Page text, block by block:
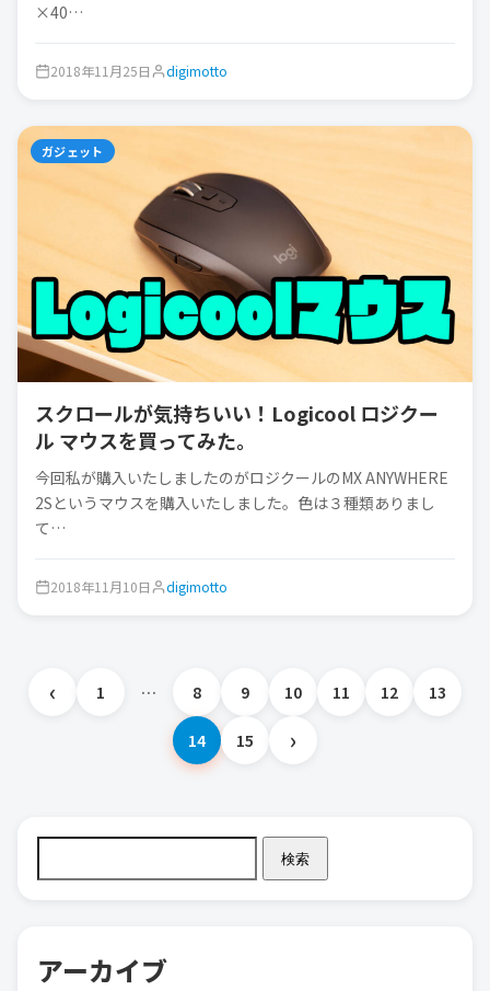
×40…
2018年11月25日 digimotto
ガジェット
スクロールが気持ちいい！Logicool ロジクー
ル マウスを買ってみた。
今回私が購入いたしましたのがロジクールのMX ANYWHERE
2Sというマウスを購入いたしました。色は３種類ありまし
て…
2018年11月10日 digimotto
投
の
ペ
‹ 1 … 8 9 10 11 12 13
14 15 ›
検索
アーカイブ